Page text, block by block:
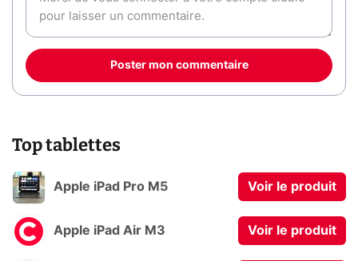
Poster mon commentaire
Top tablettes
Apple iPad Pro M5 Voir le produit
Apple iPad Air M3 Voir le produit